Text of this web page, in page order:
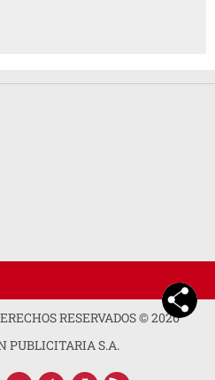
RESERVADOS ©2026
PUBLICITARIA S.A.